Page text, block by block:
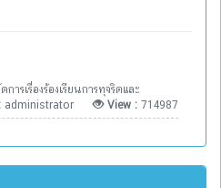
ารเรื่องร้องเรียนการทุจริตและ
administrator View : 714987